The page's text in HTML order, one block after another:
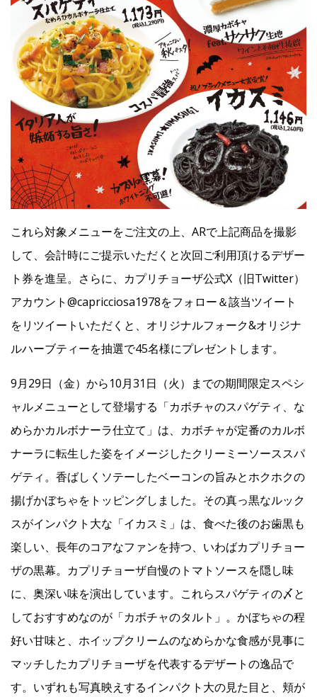
これら対象メニューをご注文の上、ARで上記商品を撮影
して、会計時にご提示いただくと次回ご利用頂けるデザー
ト券を進呈。さらに、カプリチョーザ公式X（旧Twitter）
アカウント@capricciosa1978をフォロー＆該当ツイート
をリツイートいただくと、オリジナルフォーク&オリジナ
ルハーブティーを抽選で45名様にプレゼントします。
9月29日（金）から10月31日（火）までの期間限定スペシ
ャルメニューとして登場する「カボチャのスパゲティ、な
めらかカルボナーラ仕立て」は、カボチャが定番のカルボ
ナーラに転生した姿をイメージしたクリーミーソーススパ
ゲティ。香ばしくソテーしたベーコンの旨みとホクホクの
揚げかぼちゃをトッピングしました。その真っ黒なルック
スがインパクト大な「イカスミ」は、食べた後のお歯黒も
楽しい、長年のコアなファンを持つ、いわばカプリチョー
ザの黒幕。カプリチョーザ自慢のトマトソースを隠し味
に、奥深い味を演出しています。これらスパゲティの〆と
しておすすめなのが「カボチャのタルト」。かぼちゃの程
好い甘味と、ホイップクリームのなめらかな食感が見事に
マッチしたカプリチョーザを代表するデザートの逸品で
す。いずれも写真映えするインパクト大の見た目と、頬が